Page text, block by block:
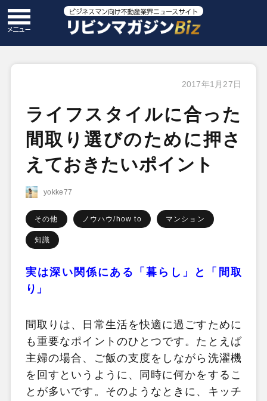
2017年1月27日
ライフスタイルに合った
間取り選びのために押さ
えておきたいポイント
yokke77
その他 ノウハウ/how to マンション
知識
実は深い関係にある「暮らし」と「間取
り」
間取りは、日常生活を快適に過ごすために
も重要なポイントのひとつです。たとえば
主婦の場合、ご飯の支度をしながら洗濯機
を回すというように、同時に何かをするこ
とが多いです。そのようなときに、キッチ